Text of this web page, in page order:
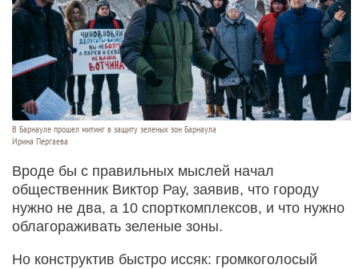
В Барнауле прошел митинг в защиту зеленых зон Барнаула
Ирина Пергаева
Вроде бы с правильных мыслей начал
общественник Виктор Рау, заявив, что городу
нужно не два, а 10 спорткомплексов, и что нужно
облагораживать зеленые зоны.
Но конструктив быстро иссяк: громкоголосый